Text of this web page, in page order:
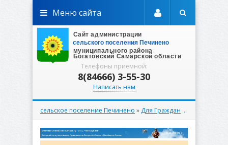
Телефоны приемной:
8(84666) 3-55-30
Написать нам
Меню сайта
сельское поселение Печинено » Для Граждан